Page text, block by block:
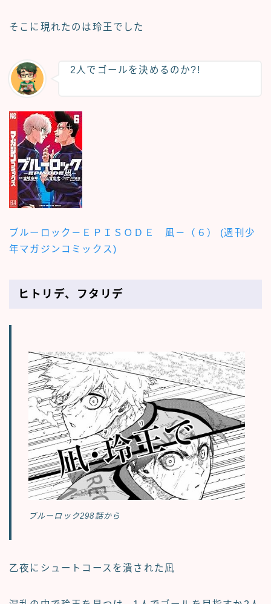
そこに現れたのは玲王でした
2人でゴールを決めるのか?!
ブルーロック－ＥＰＩＳＯＤＥ 凪－（６） (週刊少
年マガジンコミックス)
ヒトリデ、フタリデ
ブルーロック298話から
乙夜にシュートコースを潰された凪